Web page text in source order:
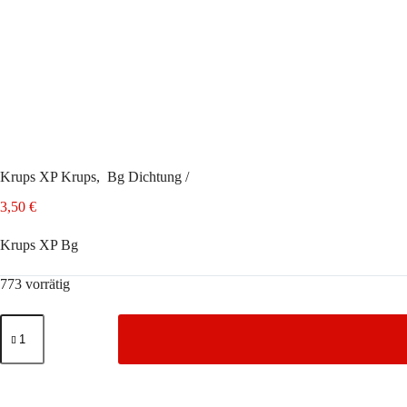
Krups XP Krups, Bg Dichtung /
3,50 €
Krups XP Bg
773 vorrätig
Krups
XP
Bg